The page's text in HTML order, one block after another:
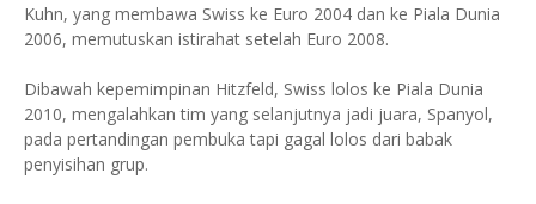
Kuhn, yang membawa Swiss ke Euro 2004 dan ke Piala Dunia
2006, memutuskan istirahat setelah Euro 2008.
Dibawah kepemimpinan Hitzfeld, Swiss lolos ke Piala Dunia
2010, mengalahkan tim yang selanjutnya jadi juara, Spanyol,
pada pertandingan pembuka tapi gagal lolos dari babak
penyisihan grup.